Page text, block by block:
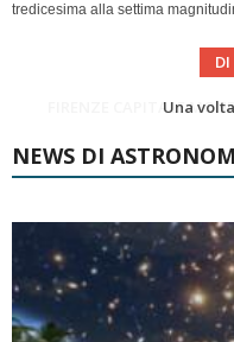
tredicesima alla settima
Cielo del
NEWS DI